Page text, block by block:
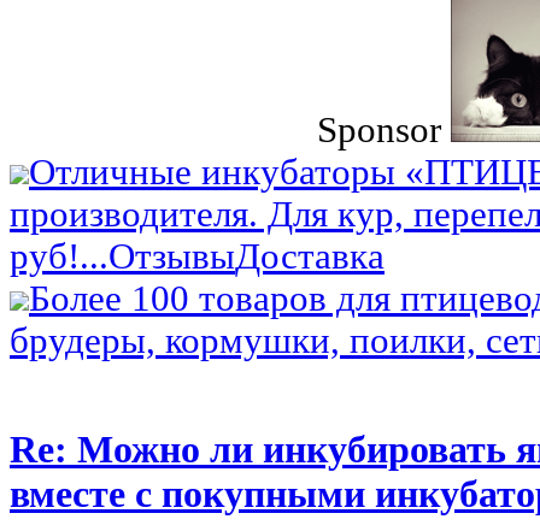
Sponsor
Отличные инкубаторы
производителя. Для кур,
руб!...ОтзывыДоставка
Более 100 товаров для
брудеры, кормушки, поилки,
Re: Можно ли инкубировать
вместе с покупными